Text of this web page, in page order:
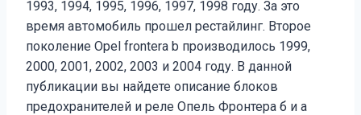
1993, 1994, 1995, 1996, 1997, 1998 году. За это
время автомобиль прошел рестайлинг. Второе
поколение Opel frontera b производилось 1999,
2000, 2001, 2002, 2003 и 2004 году. В данной
публикации вы найдете описание блоков
предохранителей и реле Опель Фронтера б и а